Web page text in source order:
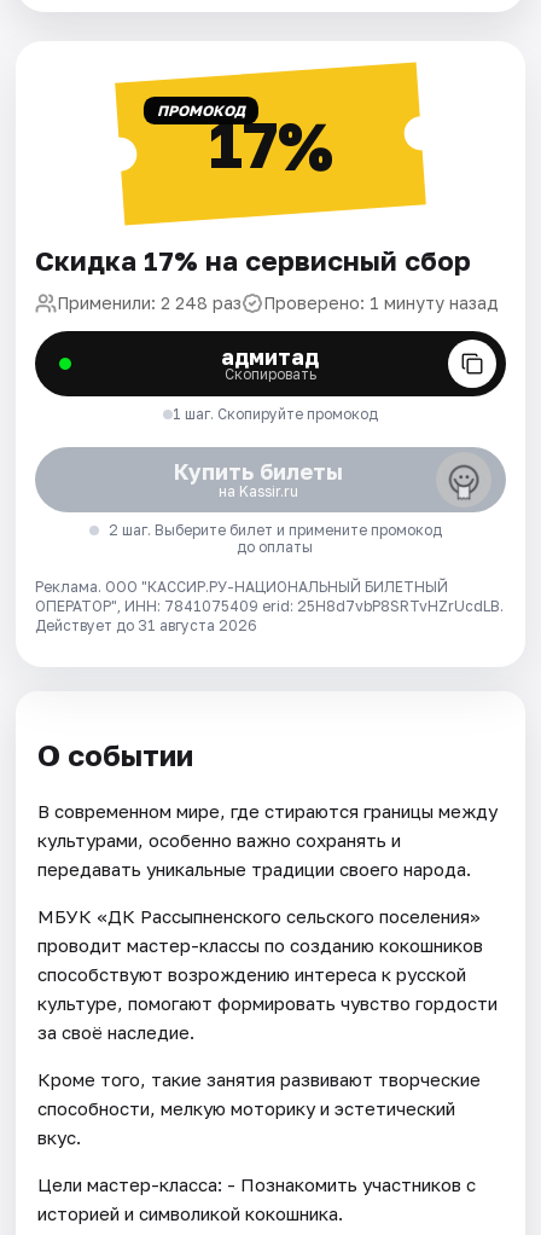
ПРОМОКОД17%
Скидка 17% на сервисный сбор
Применили: 2 248 раз Проверено: 1 минуту назад
адмитад
Скопировать
1 шаг. Скопируйте промокод
Купить билеты
на Kassir.ru
2 шаг. Выберите билет и примените промокод
до оплаты
Реклама. ООО "КАССИР.РУ-НАЦИОНАЛЬНЫЙ БИЛЕТНЫЙ
ОПЕРАТОР", ИНН: 7841075409 erid: 25H8d7vbP8SRTvHZrUcdLB.
Действует до 31 августа 2026
О событии
В современном мире, где стираются границы между
культурами, особенно важно сохранять и
передавать уникальные традиции своего народа.
МБУК «ДК Рассыпненского сельского поселения»
проводит мастер-классы по созданию кокошников
способствуют возрождению интереса к русской
культуре, помогают формировать чувство гордости
за своё наследие.
Кроме того, такие занятия развивают творческие
способности, мелкую моторику и эстетический
вкус.
Цели мастер-класса: - Познакомить участников с
историей и символикой кокошника.